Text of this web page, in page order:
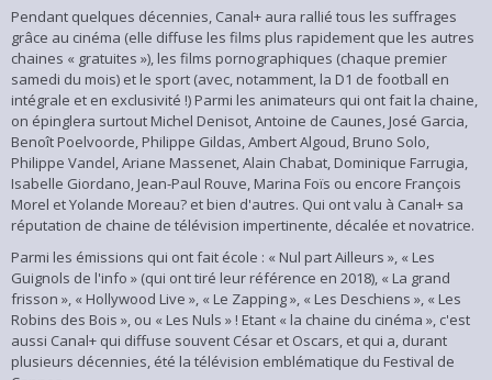
Pendant quelques décennies, Canal+ aura rallié tous les suffrages
grâce au cinéma (elle diffuse les films plus rapidement que les autres
chaines « gratuites »), les films pornographiques (chaque premier
samedi du mois) et le sport (avec, notamment, la D1 de football en
intégrale et en exclusivité !) Parmi les animateurs qui ont fait la chaine,
on épinglera surtout Michel Denisot, Antoine de Caunes, José Garcia,
Benoît Poelvoorde, Philippe Gildas, Ambert Algoud, Bruno Solo,
Philippe Vandel, Ariane Massenet, Alain Chabat, Dominique Farrugia,
Isabelle Giordano, Jean-Paul Rouve, Marina Foïs ou encore François
Morel et Yolande Moreau? et bien d'autres. Qui ont valu à Canal+ sa
réputation de chaine de télévision impertinente, décalée et novatrice.
Parmi les émissions qui ont fait école : « Nul part Ailleurs », « Les
Guignols de l'info » (qui ont tiré leur référence en 2018), « La grand
frisson », « Hollywood Live », « Le Zapping », « Les Deschiens », « Les
Robins des Bois », ou « Les Nuls » ! Etant « la chaine du cinéma », c'est
aussi Canal+ qui diffuse souvent César et Oscars, et qui a, durant
plusieurs décennies, été la télévision emblématique du Festival de